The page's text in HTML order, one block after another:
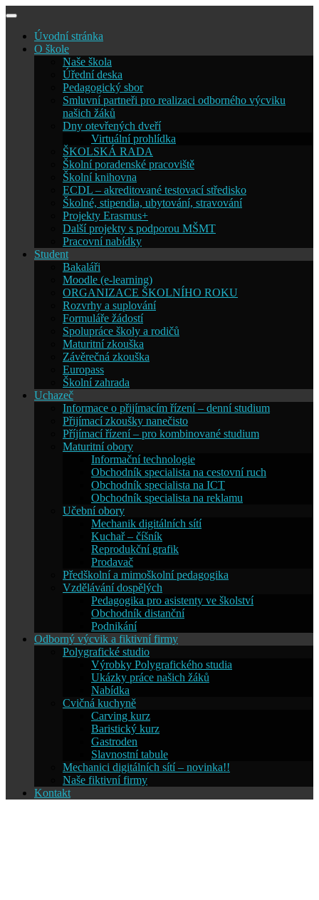
Skip
contentÚvodní stránka
O škole
Naše škola
Úřední deska
Pedagogický sbor
Smluvní partneři pro realizaci odborného výcviku
našich žáků
Dny otevřených dveří
Virtuální prohlídka
ŠKOLSKÁ RADA
Školní poradenské pracoviště
Školní knihovna
ECDL – akreditované testovací středisko
Školné, stipendia, ubytování, stravování
Projekty Erasmus+
Další projekty s podporou MŠMT
Pracovní nabídky
Student
Bakaláři
Moodle (e-learning)
ORGANIZACE ŠKOLNÍHO ROKU
Rozvrhy a suplování
Formuláře žádostí
Spolupráce školy a rodičů
Maturitní zkouška
Závěrečná zkouška
Europass
Školní zahrada
Uchazeč
Informace o přijímacím řízení – denní studium
Přijímací zkoušky nanečisto
Příjímací řízení – pro kombinované studium
Maturitní obory
Informační technologie
Obchodník specialista na cestovní ruch
Obchodník specialista na ICT
Obchodník specialista na reklamu
Učební obory
Mechanik digitálních sítí
Kuchař – číšník
Reprodukční grafik
Prodavač
Předškolní a mimoškolní pedagogika
Vzdělávání dospělých
Pedagogika pro asistenty ve školství
Obchodník distanční
Podnikání
Odborný výcvik a fiktivní firmy
Polygrafické studio
Výrobky Polygrafického studia
Ukázky práce našich žáků
Nabídka
Cvičná kuchyně
Carving kurz
Baristický kurz
Gastroden
Slavnostní tabule
Mechanici digitálních sítí – novinka!!
Naše fiktivní firmy
Kontakt